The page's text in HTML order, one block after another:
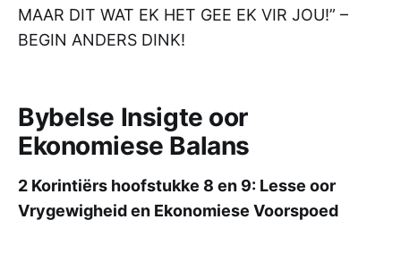
MAAR DIT WAT EK HET GEE EK VIR JOU!” –
BEGIN ANDERS DINK!
Bybelse Insigte oor
Ekonomiese Balans
2 Korintiërs hoofstukke 8 en 9: Lesse oor
Vrygewigheid en Ekonomiese Voorspoed